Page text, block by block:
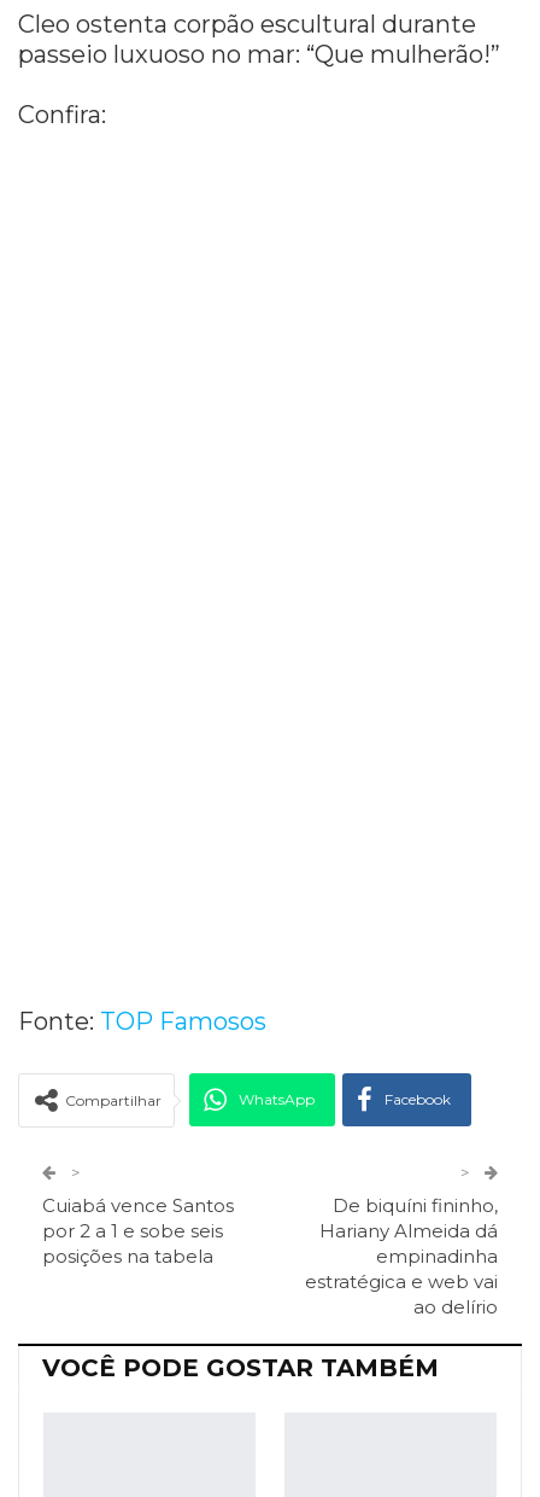
Cleo ostenta corpão escultural durante
passeio luxuoso no mar: “Que mulherão!”
Confira:
Fonte: TOP Famosos
Compartilhar WhatsApp Facebook
ReddIt Pinterest Telegram
Viber O email
>
Cuiabá vence Santos
por 2 a 1 e sobe seis
posições na tabela
>
De biquíni fininho,
Hariany Almeida dá
empinadinha
estratégica e web vai
ao delírio
VOCÊ PODE GOSTAR TAMBÉM